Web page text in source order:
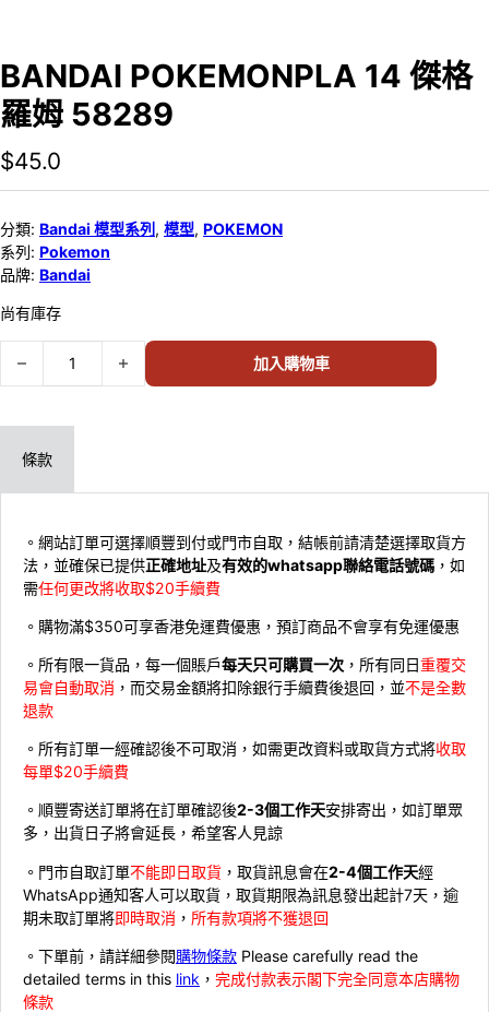
BANDAI POKEMONPLA 14 傑格
羅姆 58289
$45.0
分類: Bandai 模型系列 , 模型, POKEMON
系列: Pokemon
品牌: Bandai
尚有庫存
BANDAI POKEMONPLA 14 傑格羅姆 58289 數量
加入購物車
條款
。網站訂單可選擇順豐到付或門市自取，結帳前請清楚選擇取貨方
法，並確保已提供正確地址及有效的whatsapp聯絡電話號碼 ，如
需任何更改將收取$20手續費
。購物滿$350可享香港免運費優惠，預訂商品不會享有免運優惠
。所有限一貨品，每一個賬戶每天只可購買一次 ，所有同日重覆交
易會自動取消 ，而交易金額將扣除銀行手續費後退回，並不是全數
退款
。所有訂單一經確認後不可取消，如需更改資料或取貨方式將收取
每單$20手續費
。順豐寄送訂單將在訂單確認後2-3個工作天安排寄出，如訂單眾
多，出貨日子將會延長，希望客人見諒
。門市自取訂單不能即日取貨 ，取貨訊息會在2-4個工作天經
WhatsApp通知客人可以取貨，取貨期限為訊息發出起計7天，逾
期未取訂單將即時取消 ， 所有款項將不獲退回
。下單前，請詳細參閱購物條款 Please carefully read the
detailed terms in this link ， 完成付款表示閣下完全同意本店購物
條款